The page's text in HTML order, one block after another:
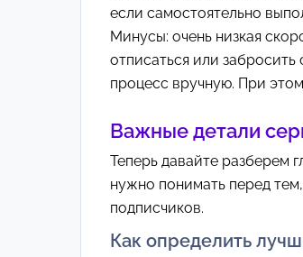
если самостоятельно
Минусы: очень низкая
отписаться или
процесс вручную. При
Важные детали
Теперь давайте разберем
нужно понимать перед
подписчиков.
Как определить